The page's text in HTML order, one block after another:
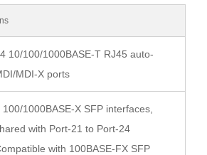
10/100/1000BASE-T RJ45 auto-
MDI-X ports
100/1000BASE-X SFP interfaces,
with Port-21 to Port-24
with 100BASE-FX SFP